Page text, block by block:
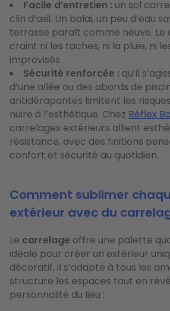
Facile d’entretien : un sol
clin d’œil. Un balai, un peu d’eau
terrasse paraît comme neuve. Le
craint ni les taches, ni la pluie, ni
improvisés.
Sécurité renforcée : qu’il
d’une allée ou des abords de
antidérapantes limitent les
nuire à l’esthétique. Chez Réflex
carrelages extérieurs allient
résistance, avec des finitions
confort et sécurité au quotidien.
Comment sublimer
extérieur avec du
Le carrelage offre une palette
idéale pour créer un extérieur
décoratif, il s’adapte à tous les
structure les espaces tout en
personnalité du lieu :